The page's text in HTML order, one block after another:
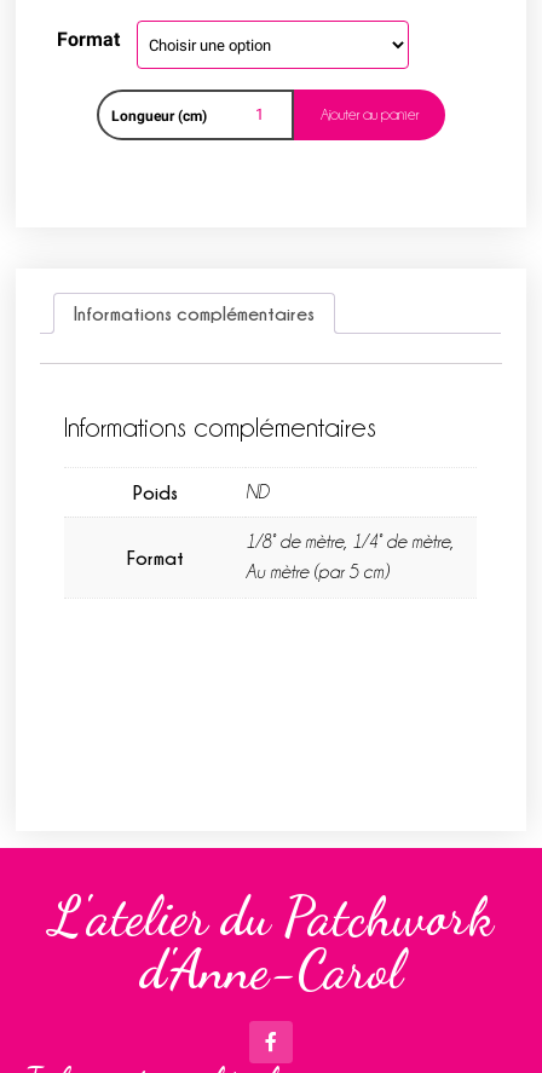
Format
Longueur (cm) Ajouter au panier
Informations complémentaires
Informations complémentaires
Poids ND
Format
1/8° de mètre, 1/4° de mètre,
Au mètre (par 5 cm)
L'atelier du Patchwork
d'Anne-Carol